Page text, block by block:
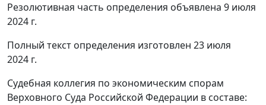
Резолютивная часть определения объявлена 9 июля
2024 г.
Полный текст определения изготовлен 23 июля
2024 г.
Судебная коллегия по экономическим спорам
Верховного Суда Российской Федерации в составе: